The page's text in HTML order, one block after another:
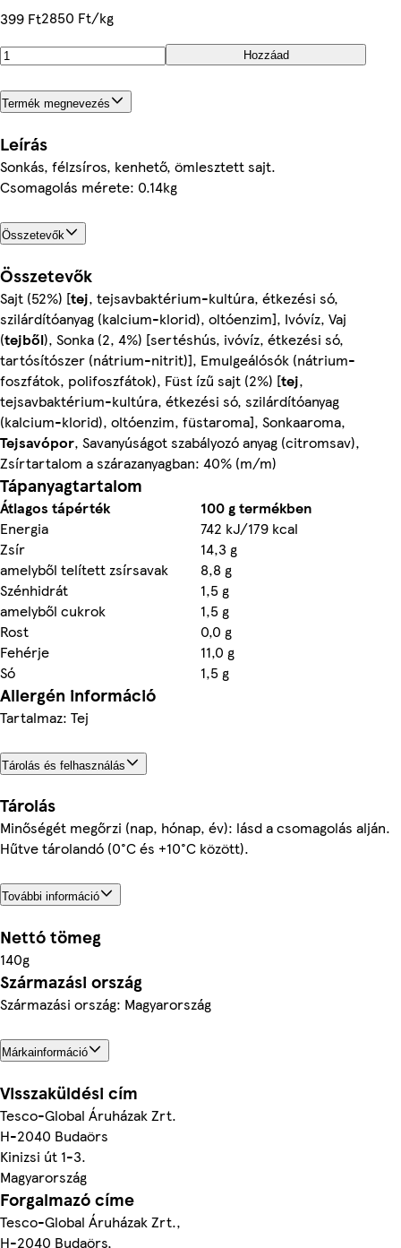
399 Ft2850 Ft/kg
Hozzáad
Termék megnevezés
Leírás
Sonkás, félzsíros, kenhető, ömlesztett sajt.
Csomagolás mérete: 0.14kg
Összetevők
Összetevők
Sajt (52%) [tej, tejsavbaktérium-kultúra, étkezési só,
szilárdítóanyag (kalcium-klorid), oltóenzim], Ivóvíz, Vaj
(tejből), Sonka (2, 4%) [sertéshús, ivóvíz, étkezési só,
tartósítószer (nátrium-nitrit)], Emulgeálósók (nátrium-
foszfátok, polifoszfátok), Füst ízű sajt (2%) [tej,
tejsavbaktérium-kultúra, étkezési só, szilárdítóanyag
(kalcium-klorid), oltóenzim, füstaroma], Sonkaaroma,
Tejsavópor, Savanyúságot szabályozó anyag (citromsav),
Zsírtartalom a szárazanyagban: 40% (m/m)
Tápanyagtartalom
Átlagos tápérték
100 g termékben
Energia
742 kJ/179 kcal
Zsír
14,3 g
amelyből telített zsírsavak
8,8 g
Szénhidrát
1,5 g
amelyből cukrok
1,5 g
Rost
0,0 g
Fehérje
11,0 g
Só
1,5 g
Allergén információ
Tartalmaz: Tej
Tárolás és felhasználás
Tárolás
Minőségét megőrzi (nap, hónap, év): lásd a csomagolás alján.
Hűtve tárolandó (0°C és +10°C között).
További információ
Nettó tömeg
140g
Származási ország
Származási ország: Magyarország
Márkainformáció
Visszaküldési cím
Tesco-Global Áruházak Zrt.
H-2040 Budaörs
Kinizsi út 1-3.
Magyarország
Forgalmazó címe
Tesco-Global Áruházak Zrt.,
H-2040 Budaörs,